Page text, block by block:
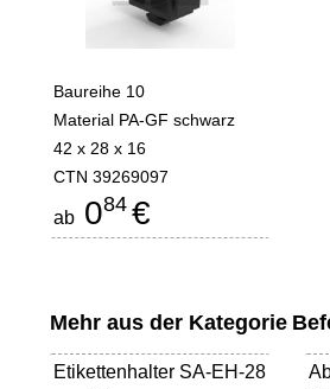
Baureihe 10
Material PA-GF schwarz
42 x 28 x 16
CTN 39269097
ab 084 €
Mehr aus der Kategorie
Etikettenhalter SA-EH-28